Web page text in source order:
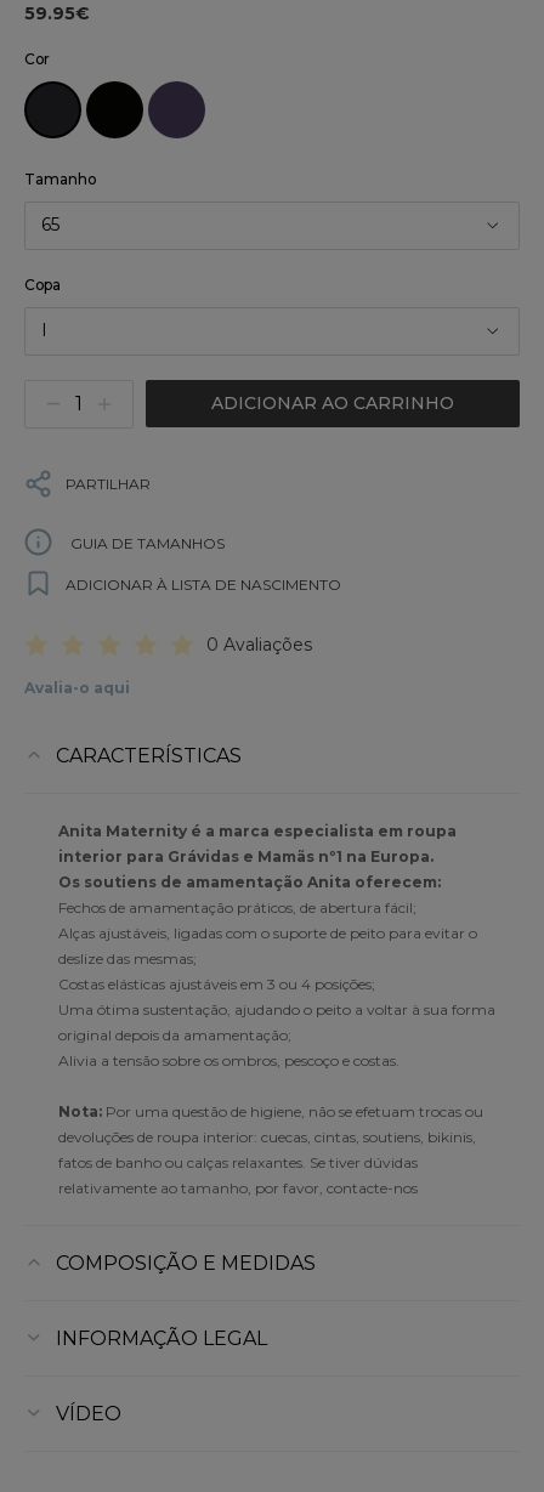
59.95€
Cor
Tamanho
65
Copa
I
ADICIONAR AO CARRINHO
PARTILHAR
GUIA DE TAMANHOS
ADICIONAR À LISTA DE NASCIMENTO
0 Avaliações
Avalia-o aqui
CARACTERÍSTICAS
Anita Maternity é a marca especialista em roupa
interior para Grávidas e Mamãs nº1 na Europa.
Os soutiens de amamentação Anita oferecem:
Fechos de amamentação práticos, de abertura fácil;
Alças ajustáveis, ligadas com o suporte de peito para evitar o
deslize das mesmas;
Costas elásticas ajustáveis em 3 ou 4 posições;
Uma ótima sustentação, ajudando o peito a voltar à sua forma
original depois da amamentação;
Alivia a tensão sobre os ombros, pescoço e costas.
Nota: Por uma questão de higiene, não se efetuam trocas ou
devoluções de roupa interior: cuecas, cintas, soutiens, bikinis,
fatos de banho ou calças relaxantes. Se tiver dúvidas
relativamente ao tamanho, por favor, contacte-nos
COMPOSIÇÃO E MEDIDAS
INFORMAÇÃO LEGAL
VÍDEO